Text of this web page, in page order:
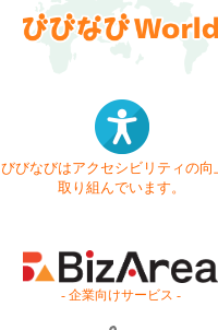
びびなびはアクセシビリティの向
取り組んでいます。
- 企業向けサービス -